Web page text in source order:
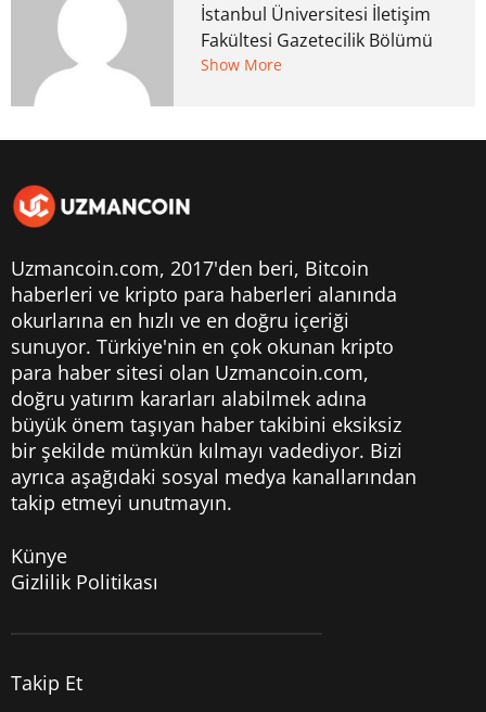
İstanbul Üniversitesi İletişim
Fakültesi Gazetecilik Bölümü
mezunu. 6 yıl ana akım
kurdu. 2017'nin Mayıs ayından
Show More
Uzmancoin.com, 2017'den beri, Bitcoin
haberleri ve kripto para haberleri alanında
okurlarına en hızlı ve en doğru içeriği
sunuyor. Türkiye'nin en çok okunan kripto
para haber sitesi olan Uzmancoin.com,
doğru yatırım kararları alabilmek adına
büyük önem taşıyan haber takibini eksiksiz
bir şekilde mümkün kılmayı vadediyor. Bizi
ayrıca aşağıdaki sosyal medya kanallarından
takip etmeyi unutmayın.
Künye
Gizlilik Politikası
Takip Et